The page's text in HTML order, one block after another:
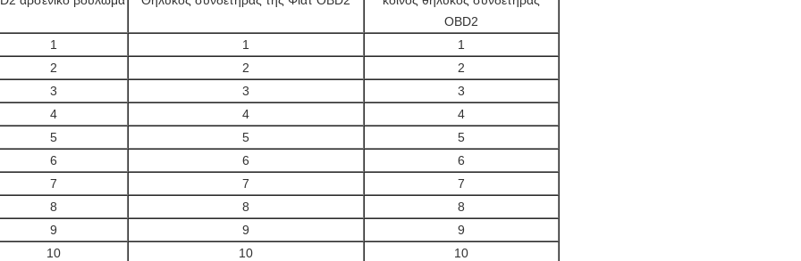
OBD2
1
1
1
2
2
2
3
3
3
4
4
4
5
5
5
6
6
6
7
7
7
8
8
8
9
9
9
10
10
10